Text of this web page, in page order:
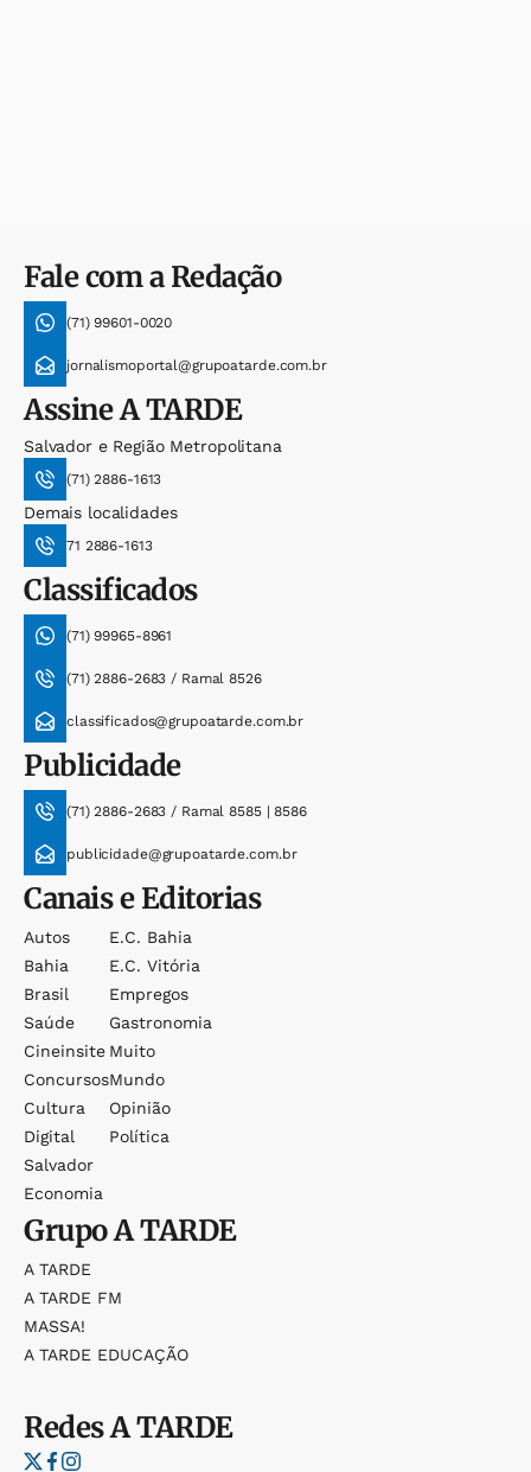
Fale com a Redação
(71) 99601-0020
jornalismoportal@grupoatarde.com.br
AssineA TARDE
Salvador e Região Metropolitana
(71) 2886-1613
Demais localidades
71 2886-1613
Classificados
(71) 99965-8961
(71) 2886-2683 / Ramal 8526
classificados@grupoatarde.com.br
Publicidade
(71) 2886-2683 / Ramal 8585 | 8586
publicidade@grupoatarde.com.br
Canais e Editorias
Autos
Bahia
Brasil
Saúde
Cineinsite
Concursos
Cultura
Digital
Salvador
Economia
E.c. Bahia
E.c. Vitória
Empregos
Gastronomia
Muito
Mundo
Opinião
Política
GrupoA TARDE
A TARDE
A TARDE FM
MASSA!
A TARDE EDUCAÇÃO
RedesA TARDE